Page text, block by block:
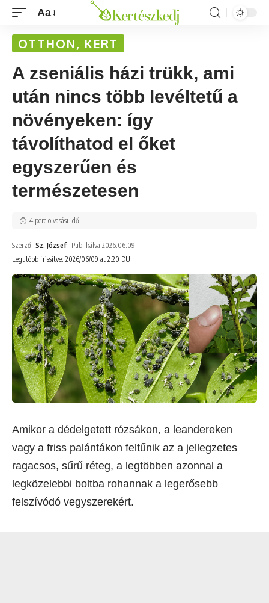
Aa
OTTHON, KERT
A zseniális házi trükk, ami
után nincs több levéltetű a
növényeken: így
távolíthatod el őket
egyszerűen és
természetesen
Legutóbb frissítve: 2026/06/09 at 2:20 DU.
Szerző: Sz. József Publikálva 2026.06.09.
4 perc olvasási idő
Amikor a dédelgetett rózsákon, a leandereken
vagy a friss palántákon feltűnik az a jellegzetes
ragacsos, sűrű réteg, a legtöbben azonnal a
legközelebbi boltba rohannak a legerősebb
felszívódó vegyszerekért.